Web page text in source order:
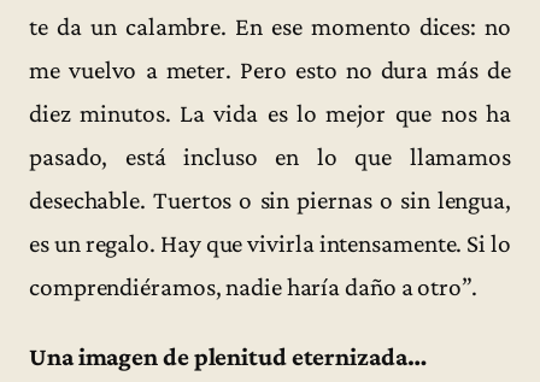
te da un calambre. En ese momento dices: no
me vuelvo a meter. Pero esto no dura más de
diez minutos. La vida es lo mejor que nos ha
pasado, está incluso en lo que llamamos
desechable. Tuertos o sin piernas o sin lengua,
es un regalo. Hay que vivirla intensamente. Si lo
comprendiéramos, nadie haría daño a otro”.
Una imagen de plenitud eternizada…